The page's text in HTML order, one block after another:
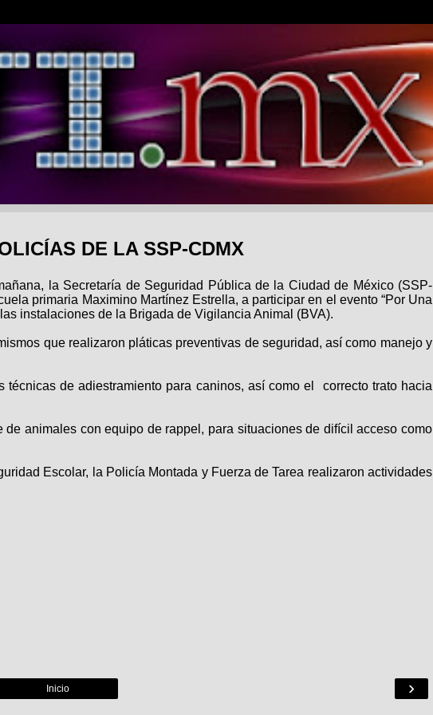
DE LA SSP-CDMX
la Secretaría de Seguridad Pública de la Ciudad de México (SSP-
primaria Maximino Martínez Estrella, a participar en el evento “Por Una
instalaciones de la Brigada de Vigilancia Animal (BVA).
que realizaron pláticas preventivas de seguridad, así como manejo y
de adiestramiento para caninos, así como el correcto trato hacia
animales con equipo de rappel, para situaciones de difícil acceso como
Escolar, la Policía Montada y Fuerza de Tarea realizaron actividades
›
Inicio